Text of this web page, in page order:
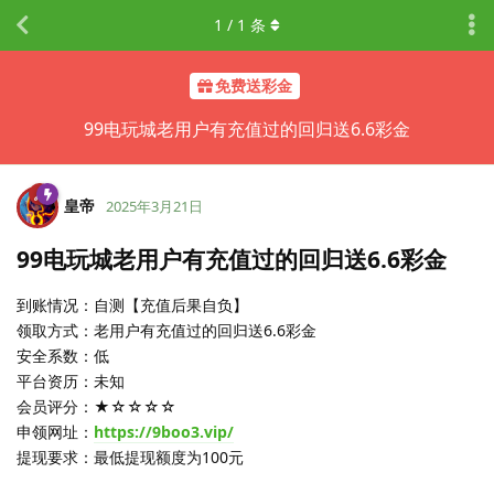
免费送彩金
99电玩城老用户有充值过的回归送6.6彩金
1 / 1 条
皇帝 2025年3月21日
99电玩城老用户有充值过的回归送6.6彩金
到账情况：自测【充值后果自负】
领取方式：老用户有充值过的回归送6.6彩金
安全系数：低
平台资历：未知
会员评分：★☆☆☆☆
申领网址： https://9boo3.vip/
提现要求：最低提现额度为100元